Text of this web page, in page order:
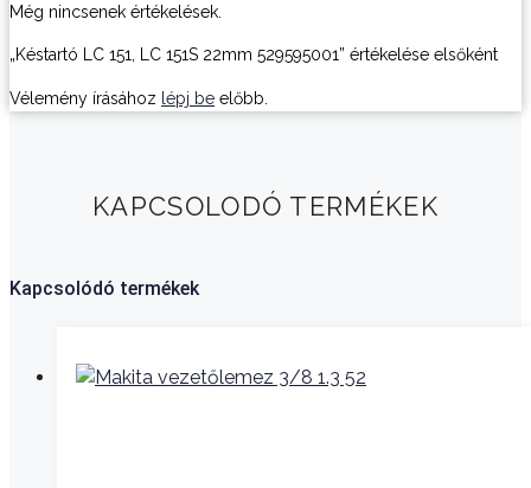
Még nincsenek értékelések.
„Késtartó LC 151, LC 151S 22mm 529595001” értékelése elsőként
Vélemény írásához lépj be előbb.
KAPCSOLODÓ TERMÉKEK
Kapcsolódó termékek